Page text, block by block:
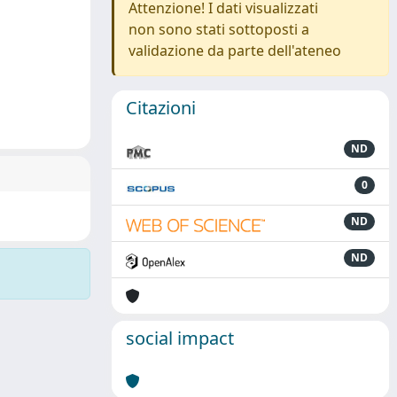
Attenzione! I dati visualizzati
non sono stati sottoposti a
validazione da parte dell'ateneo
Citazioni
ND
0
ND
ND
social impact